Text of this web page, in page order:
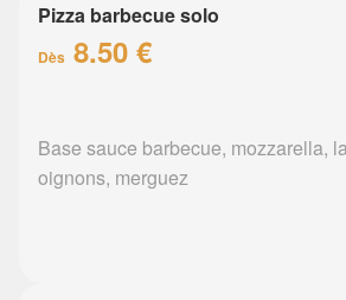
Pizza barbecue solo
Dès 8.50 €
Base sauce barbecue, mozzarella,
oignons, merguez